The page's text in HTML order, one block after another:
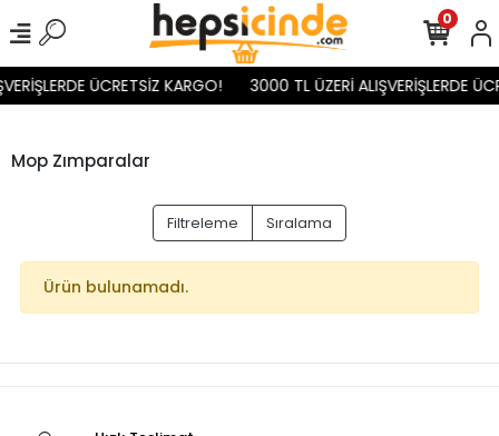
ÜCRETSİZ KARGO! 3000 TL ÜZERİ ALIŞVERİŞLERDE
0
Mop Zımparalar
Filtreleme Sıralama
Ürün bulunamadı.